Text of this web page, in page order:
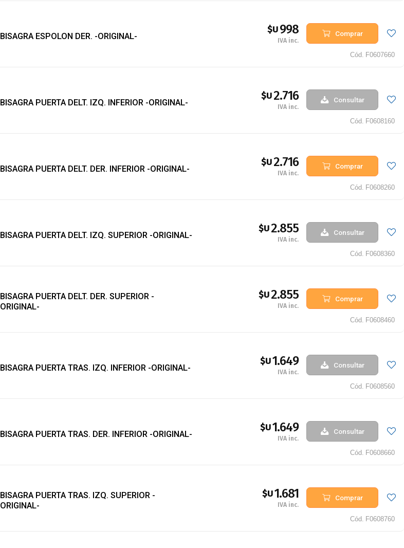
BISAGRA ESPOLON DER. -ORIGINAL-
$U998
IVA inc.
Comprar
Cód. F0607660
BISAGRA PUERTA DELT. IZQ. INFERIOR -ORIGINAL-
$U2.716
IVA inc.
Consultar
Cód. F0608160
BISAGRA PUERTA DELT. DER. INFERIOR -ORIGINAL-
$U2.716
IVA inc.
Comprar
Cód. F0608260
BISAGRA PUERTA DELT. IZQ. SUPERIOR -ORIGINAL-
$U2.855
IVA inc.
Consultar
Cód. F0608360
BISAGRA PUERTA DELT. DER. SUPERIOR -
ORIGINAL-
$U2.855
IVA inc.
Comprar
Cód. F0608460
BISAGRA PUERTA TRAS. IZQ. INFERIOR -ORIGINAL-
$U1.649
IVA inc.
Consultar
Cód. F0608560
BISAGRA PUERTA TRAS. DER. INFERIOR -ORIGINAL-
$U1.649
IVA inc.
Consultar
Cód. F0608660
BISAGRA PUERTA TRAS. IZQ. SUPERIOR -
ORIGINAL-
$U1.681
IVA inc.
Comprar
Cód. F0608760